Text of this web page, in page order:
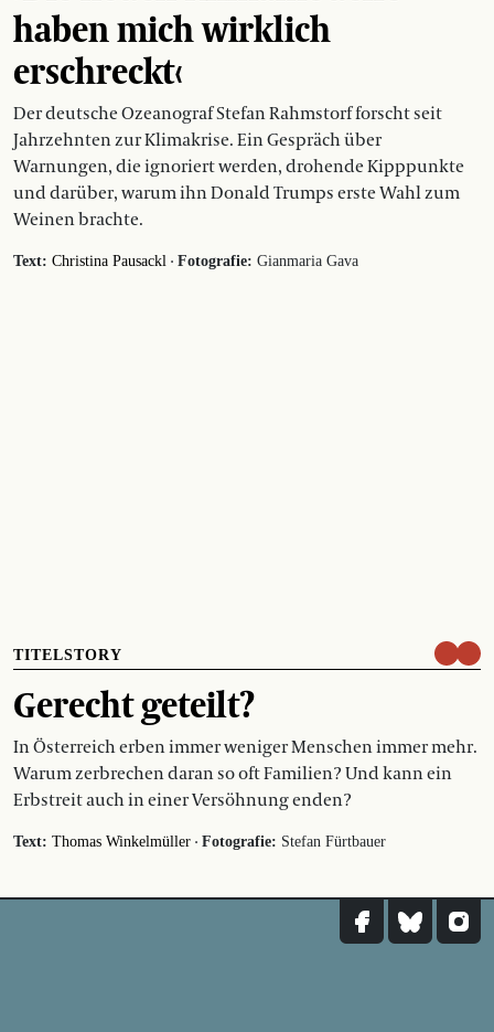
haben mich wirklich
erschreckt‹
Der deutsche Ozeanograf Stefan Rahmstorf forscht seit
Jahrzehnten zur Klimakrise. Ein Gespräch über
Warnungen, die ignoriert werden, drohende Kipppunkte
und darüber, warum ihn Donald Trumps erste Wahl zum
Weinen brachte.
Text: Christina Pausackl · Fotografie: Gianmaria Gava
TITELSTORY
Gerecht geteilt?
In Österreich erben immer weniger Menschen immer mehr.
Warum zerbrechen daran so oft Familien? Und kann ein
Erbstreit auch in einer Versöhnung enden?
Text: Thomas Winkelmüller · Fotografie: Stefan Fürtbauer